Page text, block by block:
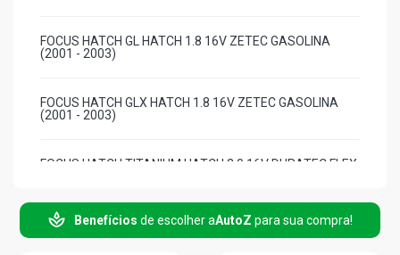
FOCUS HATCH GL HATCH 1.8 16V ZETEC GASOLINA
(2001 - 2003)
FOCUS HATCH GLX HATCH 1.8 16V ZETEC GASOLINA
(2001 - 2003)
FOCUS HATCH TITANIUM HATCH 2.0 16V DURATEC FLEX
FOCUS HATCH GHIA HATCH 2.0 16V DURATEC
GASOLINA (2003 - 2010)
Benefícios de escolher aAutoZ para sua compra!